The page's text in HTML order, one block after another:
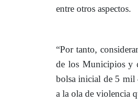
entre otros aspectos.
“Por tanto,
de los Municipios y
bolsa inicial de 5 mil
a la ola de violencia